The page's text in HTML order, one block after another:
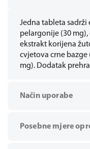
Jedna tableta
pelargonije (30
ekstrakt korijena
cvjetova crne bazge
mg). Dodatak
Način uporabe
Posebne mjere